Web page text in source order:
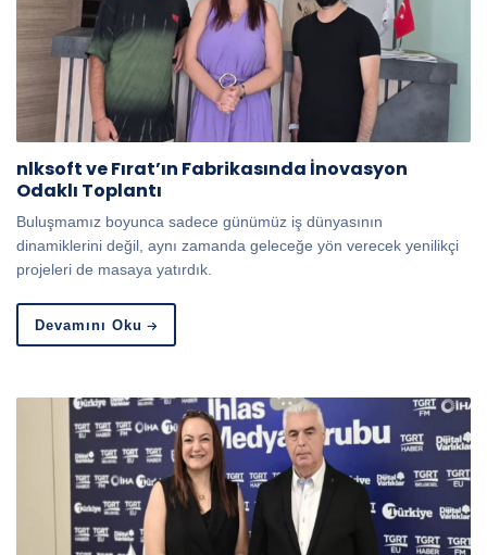
nlksoft ve Fırat’ın Fabrikasında İnovasyon
Odaklı Toplantı
Buluşmamız boyunca sadece günümüz iş dünyasının
dinamiklerini değil, aynı zamanda geleceğe yön verecek yenilikçi
projeleri de masaya yatırdık.
Devamını Oku